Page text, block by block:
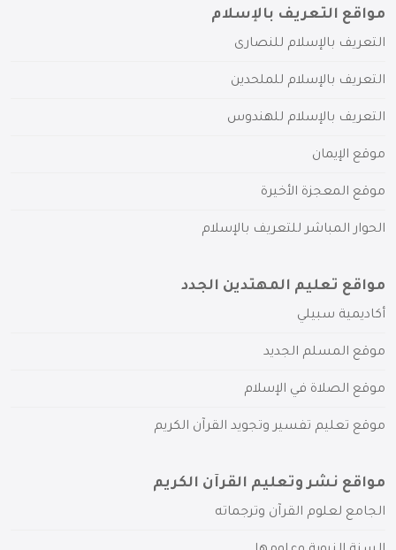
مواقع التعريف بالإسلام
التعريف بالإسلام للنصارى
التعريف بالإسلام للملحدين
التعريف بالإسلام للهندوس
موقع الإيمان
موقع المعجزة الأخيرة
الحوار المباشر للتعريف بالإسلام
مواقع تعليم المهتدين الجدد
أكاديمية سبيلي
موقع المسلم الجديد
موقع الصلاة في الإسلام
موقع تعليم تفسير وتجويد القرآن الكريم
مواقع نشر وتعليم القرآن الكريم
الجامع لعلوم القرآن وترجماته